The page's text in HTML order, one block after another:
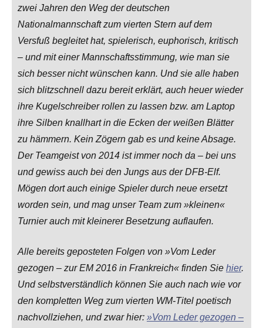
zwei Jahren den Weg der deutschen
Nationalmannschaft zum vierten Stern auf dem
Versfuß begleitet hat, spielerisch, euphorisch, kritisch
– und mit einer Mannschaftsstimmung, wie man sie
sich besser nicht wünschen kann. Und sie alle haben
sich blitzschnell dazu bereit erklärt, auch heuer wieder
ihre Kugelschreiber rollen zu lassen bzw. am Laptop
ihre Silben knallhart in die Ecken der weißen Blätter
zu hämmern. Kein Zögern gab es und keine Absage.
Der Teamgeist von 2014 ist immer noch da – bei uns
und gewiss auch bei den Jungs aus der DFB-Elf.
Mögen dort auch einige Spieler durch neue ersetzt
worden sein, und mag unser Team zum »kleinen«
Turnier auch mit kleinerer Besetzung auflaufen.
Alle bereits geposteten Folgen von »Vom Leder
gezogen – zur EM 2016 in Frankreich« finden Sie hier.
Und selbstverständlich können Sie auch nach wie vor
den kompletten Weg zum vierten WM-Titel poetisch
nachvollziehen, und zwar hier: »Vom Leder gezogen –